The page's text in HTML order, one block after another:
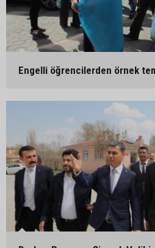
Engelli öğrencilerden örnek